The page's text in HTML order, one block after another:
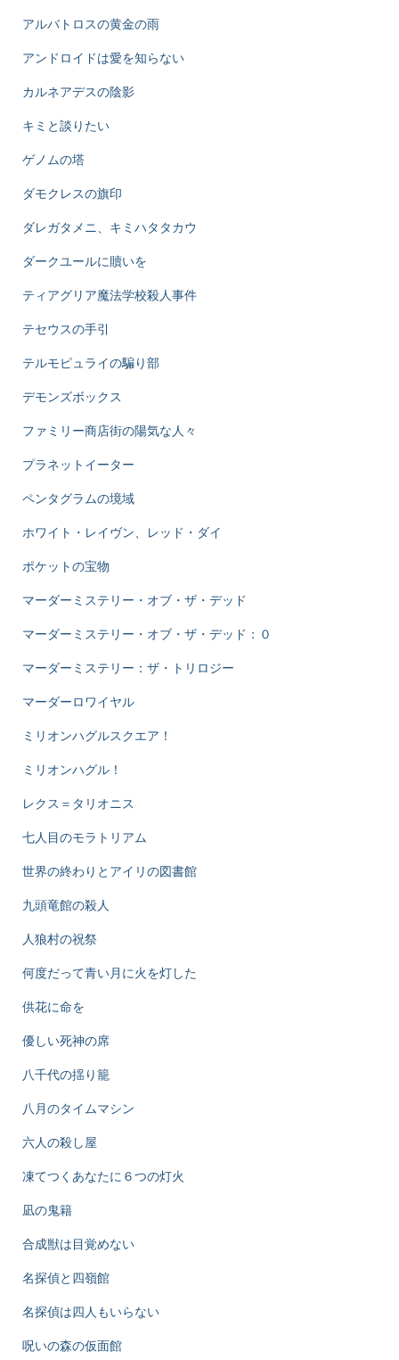
アルバトロスの黄金の雨
アンドロイドは愛を知らない
カルネアデスの陰影
キミと談りたい
ゲノムの塔
ダモクレスの旗印
ダレガタメニ、キミハタタカウ
ダークユールに贖いを
ティアグリア魔法学校殺人事件
テセウスの手引
テルモピュライの騙り部
デモンズボックス
ファミリー商店街の陽気な人々
プラネットイーター
ペンタグラムの境域
ホワイト・レイヴン、レッド・ダイ
ポケットの宝物
マーダーミステリー・オブ・ザ・デッド
マーダーミステリー・オブ・ザ・デッド：０
マーダーミステリー：ザ・トリロジー
マーダーロワイヤル
ミリオンハグルスクエア！
ミリオンハグル！
レクス＝タリオニス
七人目のモラトリアム
世界の終わりとアイリの図書館
九頭竜館の殺人
人狼村の祝祭
何度だって青い月に火を灯した
供花に命を
優しい死神の席
八千代の揺り籠
八月のタイムマシン
六人の殺し屋
凍てつくあなたに６つの灯火
凪の鬼籍
合成獣は目覚めない
名探偵と四嶺館
名探偵は四人もいらない
呪いの森の仮面館